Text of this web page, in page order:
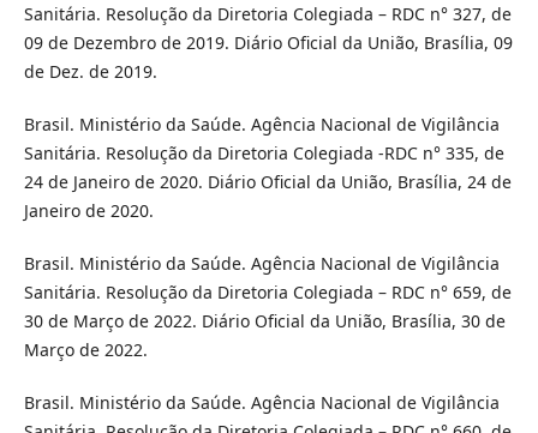
Sanitária. Resolução da Diretoria Colegiada – RDC n° 327, de
09 de Dezembro de 2019. Diário Oficial da União, Brasília, 09
de Dez. de 2019.
Brasil. Ministério da Saúde. Agência Nacional de Vigilância
Sanitária. Resolução da Diretoria Colegiada -RDC n° 335, de
24 de Janeiro de 2020. Diário Oficial da União, Brasília, 24 de
Janeiro de 2020.
Brasil. Ministério da Saúde. Agência Nacional de Vigilância
Sanitária. Resolução da Diretoria Colegiada – RDC n° 659, de
30 de Março de 2022. Diário Oficial da União, Brasília, 30 de
Março de 2022.
Brasil. Ministério da Saúde. Agência Nacional de Vigilância